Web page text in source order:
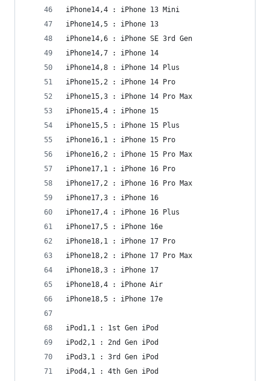
iPhone14,4 : iPhone 13 Mini
iPhone14,5 : iPhone 13
iPhone14,6 : iPhone SE 3rd Gen
iPhone14,7 : iPhone 14
iPhone14,8 : iPhone 14 Plus
iPhone15,2 : iPhone 14 Pro
iPhone15,3 : iPhone 14 Pro Max
iPhone15,4 : iPhone 15
iPhone15,5 : iPhone 15 Plus
iPhone16,1 : iPhone 15 Pro
iPhone16,2 : iPhone 15 Pro Max
iPhone17,1 : iPhone 16 Pro
iPhone17,2 : iPhone 16 Pro Max
iPhone17,3 : iPhone 16
iPhone17,4 : iPhone 16 Plus
iPhone17,5 : iPhone 16e
iPhone18,1 : iPhone 17 Pro
iPhone18,2 : iPhone 17 Pro Max
iPhone18,3 : iPhone 17
iPhone18,4 : iPhone Air
iPhone18,5 : iPhone 17e
iPod1,1 : 1st Gen iPod
iPod2,1 : 2nd Gen iPod
iPod3,1 : 3rd Gen iPod
iPod4,1 : 4th Gen iPod